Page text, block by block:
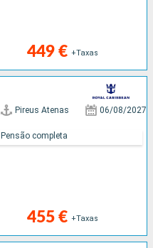
449 € +Taxas
Pireus Atenas 06/08/2027
455 € +Taxas
Pensão completa